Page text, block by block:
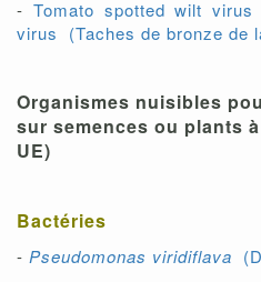
- Tomato spotted wilt
virus (Taches de bronze de
Organismes nuisibles
sur semences ou plants
UE)
Bactéries
- Pseudomonas viridiflava